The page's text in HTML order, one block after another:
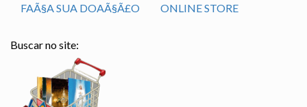
FAÃ§A SUA DOAÃ§Ã£O ONLINE STORE
Buscar no site: